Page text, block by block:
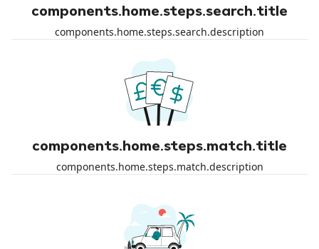
components.home.steps.search.title
components.home.steps.search.description
components.home.steps.match.title
components.home.steps.match.description